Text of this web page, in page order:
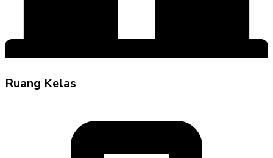
Ruang Kelas